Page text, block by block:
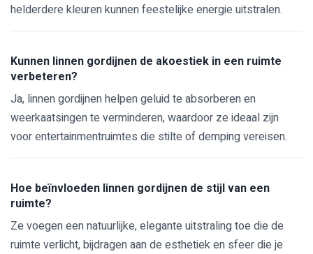
helderdere kleuren kunnen feestelijke energie uitstralen.
Kunnen linnen gordijnen de akoestiek in een ruimte
verbeteren?
Ja, linnen gordijnen helpen geluid te absorberen en
weerkaatsingen te verminderen, waardoor ze ideaal zijn
voor entertainmentruimtes die stilte of demping vereisen.
Hoe beïnvloeden linnen gordijnen de stijl van een
ruimte?
Ze voegen een natuurlijke, elegante uitstraling toe die de
ruimte verlicht, bijdragen aan de esthetiek en sfeer die je